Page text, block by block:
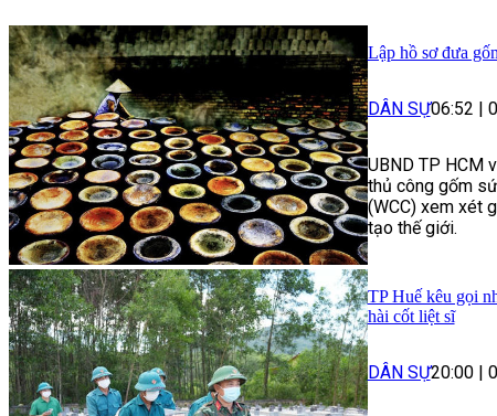
Lập hồ sơ đưa
DÂN SỰ06:52
UBND TP HCM
thủ công gốm
(WCC) xem xét
tạo thế giới.
TP Huế kêu gọi
hài cốt liệt sĩ
DÂN SỰ20:00 |